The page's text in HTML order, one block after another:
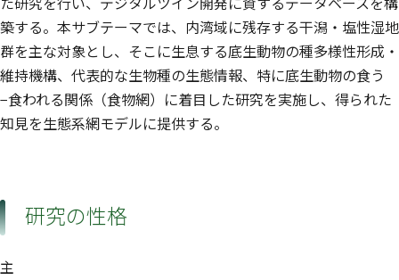
築する。本サブテーマでは、内湾域に残存する干潟・塩性湿地
群を主な対象とし、そこに生息する底生動物の種多様性形成・
維持機構、代表的な生物種の生態情報、特に底生動物の食う
−食われる関係（食物網）に着目した研究を実施し、得られた
知見を生態系網モデルに提供する。
研究の性格
主